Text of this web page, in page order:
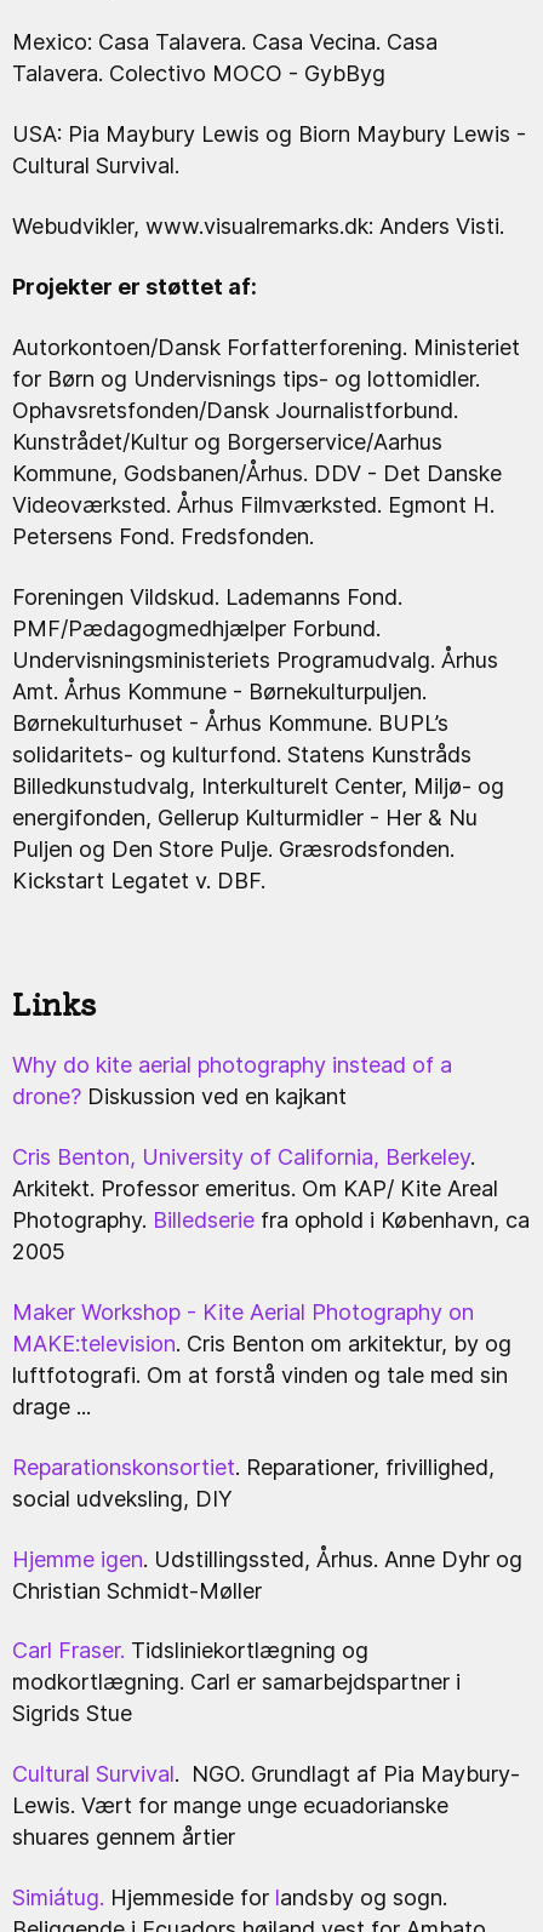
Mexico: Casa Talavera. Casa Vecina. Casa
Talavera. Colectivo MOCO - GybByg
USA: Pia Maybury Lewis og Biorn Maybury Lewis -
Cultural Survival.
Webudvikler, www.visualremarks.dk: Anders Visti.
Projekter er støttet af:
Autorkontoen/Dansk Forfatterforening. Ministeriet
for Børn og Undervisnings tips- og lottomidler.
Ophavsretsfonden/Dansk Journalistforbund.
Kunstrådet/Kultur og Borgerservice/Aarhus
Kommune, Godsbanen/Århus. DDV - Det Danske
Videoværksted. Århus Filmværksted. Egmont H.
Petersens Fond. Fredsfonden.
Foreningen Vildskud. Lademanns Fond.
PMF/Pædagogmedhjælper Forbund.
Undervisningsministeriets Programudvalg. Århus
Amt. Århus Kommune - Børnekulturpuljen.
Børnekulturhuset - Århus Kommune. BUPL’s
solidaritets- og kulturfond. Statens Kunstråds
Billedkunstudvalg, Interkulturelt Center, Miljø- og
energifonden, Gellerup Kulturmidler - Her & Nu
Puljen og Den Store Pulje. Græsrodsfonden.
Kickstart Legatet v. DBF.
Links
Why do kite aerial photography instead of a
drone? Diskussion ved en kajkant
Cris Benton, University of California, Berkeley.
Arkitekt. Professor emeritus. Om KAP/ Kite Areal
Photography. Billedserie fra ophold i København, ca
2005
Maker Workshop - Kite Aerial Photography on
MAKE:television. Cris Benton om arkitektur, by og
luftfotografi. Om at forstå vinden og tale med sin
drage ...
Reparationskonsortiet. Reparationer, frivillighed,
social udveksling, DIY
Hjemme igen. Udstillingssted, Århus. Anne Dyhr og
Christian Schmidt-Møller
Carl Fraser. Tidsliniekortlægning og
modkortlægning. Carl er samarbejdspartner i
Sigrids Stue
Cultural Survival. NGO. Grundlagt af Pia Maybury-
Lewis. Vært for mange unge ecuadorianske
shuares gennem årtier
Simiátug. Hjemmeside for landsby og sogn.